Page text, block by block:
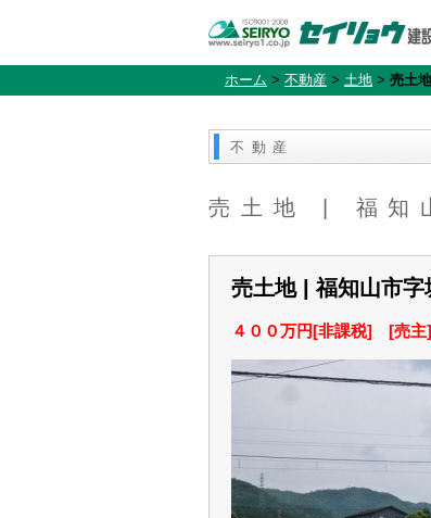
ホーム > 不動産 > 土地 > 売土
不動産
売土地 | 福知
売土地 | 福知山市字
４００万円[非課税] [売主]